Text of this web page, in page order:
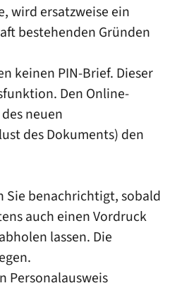
wird ersatzweise ein
bestehenden Gründen
keinen PIN-Brief. Dieser
Den Online-
neuen
des Dokuments) den
Sie benachrichtigt, sobald
auch einen Vordruck
lassen. Die
Personalausweis